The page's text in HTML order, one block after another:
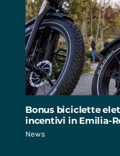
Bonus biciclette
incentivi in Emilia-
News